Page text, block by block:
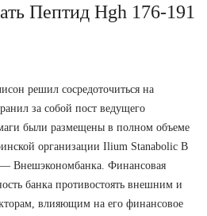
Пептид Hgh 176-191
решил сосредоточиться на
за собой пост ведущего
были размещены в полном объеме
организации Ilium Stanabolic В
Внешэкономбанка. Финансовая
банка противостоять внешним и
влияющим на его финансовое